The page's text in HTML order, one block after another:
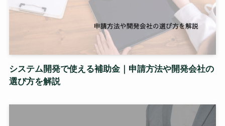
システム開発で使える補助金｜申請方法や開発会社の
選び方を解説